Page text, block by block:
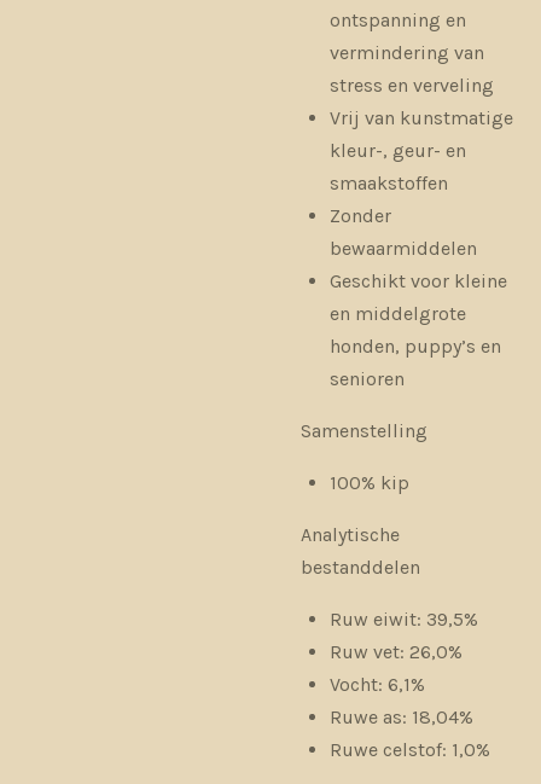
ontspanning en
vermindering van
stress en verveling
Vrij van kunstmatige
kleur-, geur- en
smaakstoffen
Zonder
bewaarmiddelen
Geschikt voor kleine
en middelgrote
honden, puppy’s en
senioren
Samenstelling
100% kip
Analytische
bestanddelen
Ruw eiwit: 39,5%
Ruw vet: 26,0%
Vocht: 6,1%
Ruwe as: 18,04%
Ruwe celstof: 1,0%